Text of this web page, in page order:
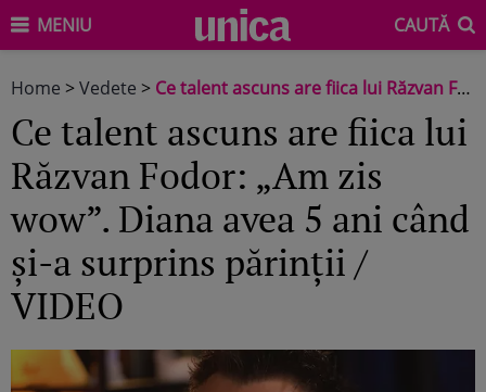
MENIU CAUTĂ
Home >Vedete > Ce talent ascuns are fiica lui Răzvan Fodor: „Am zis wow”. Diana avea 5 ani când și-a surprins părinții / VIDEO
Ce talent ascuns are fiica lui
Răzvan Fodor: „Am zis
wow”. Diana avea 5 ani când
și-a surprins părinții /
VIDEO